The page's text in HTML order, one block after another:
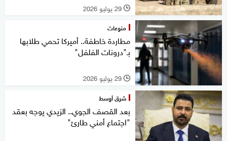
l 29 يوليو 2026
منوعات
مطاردة خاطفة.. أميركا تحمي طلابها
بـ"درونات الفلفل"
l 29 يوليو 2026
شرق أوسط
بعد القصف الجوي.. الزيدي يوجه بعقد
"اجتماع أمني طارئ"